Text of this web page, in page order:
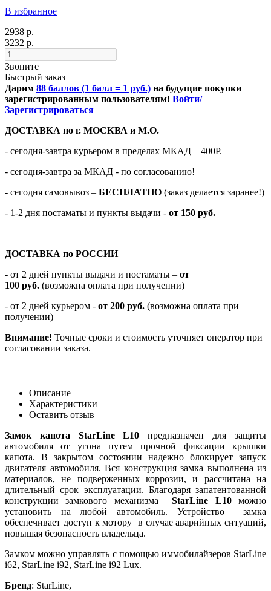
В избранное
2938 р.
3232 р.
Звоните
Быстрый заказ
Дарим 88 баллов (1 балл = 1 руб.) на будущие покупки
зарегистрированным пользователям! Войти/
Зарегистрироваться
ДОСТАВКА по г. МОСКВА и М.О.
- сегодня-завтра курьером в пределах МКАД – 400Р.
- сегодня-завтра за МКАД - по согласованию!
- сегодня самовывоз – БЕСПЛАТНО (заказ делается заранее!)
- 1-2 дня постаматы и пункты выдачи - от 150 руб.
ДОСТАВКА по РОССИИ
- от 2 дней пункты выдачи и постаматы – от
100 руб. (возможна оплата при получении)
- от 2 дней курьером - от 200 руб. (возможна оплата при
получении)
Внимание! Точные сроки и стоимость уточняет оператор при
согласовании заказа.
Описание
Характеристики
Оставить отзыв
Замок капота StarLine L10 предназначен для защиты
автомобиля от угона путем прочной фиксации крышки
капота. В закрытом состоянии надежно блокирует запуск
двигателя автомобиля. Вся конструкция замка выполнена из
материалов, не подверженных коррозии, и рассчитана на
длительный срок эксплуатации. Благодаря запатентованной
конструкции замкового механизмаStarLine L10можно
установить на любой автомобиль. Устройство замка
обеспечивает доступ к мотору в случае аварийных ситуаций,
повышая безопасность владельца.
Замком можно управлять с помощью иммобилайзеров StarLine
i62, StarLine i92, StarLine i92 Lux.
Бренд: StarLine,